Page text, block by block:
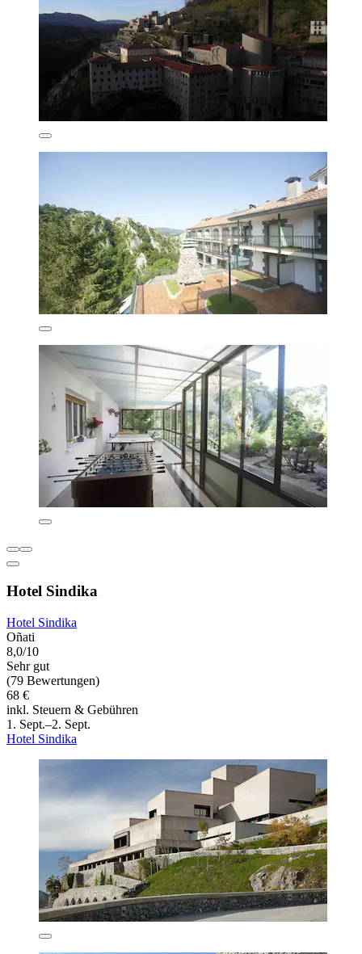
Hotel Sindika
Hotel Sindika
Oñati
8,0/10
Sehr gut
(79 Bewertungen)
68 €
inkl. Steuern & Gebühren
1. Sept.–2. Sept.
Hotel Sindika